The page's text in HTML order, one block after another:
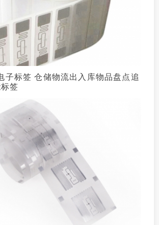
子标签 仓储物流出入库物品盘点追
签